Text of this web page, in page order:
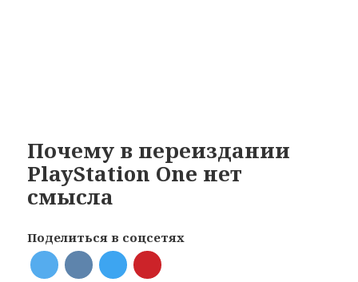
Почему в переиздании
PlayStation One нет
смысла
Поделиться в соцсетях